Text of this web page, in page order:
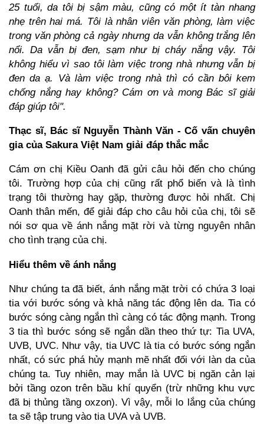
25 tuổi, da tôi bị sậm màu, cũng có một ít tàn nhang
nhẹ trên hai má. Tôi là nhân viên văn phòng, làm việc
trong văn phòng cả ngày nhưng da vẫn không trắng lên
nổi. Da vẫn bị đen, sạm như bị cháy nắng vậy. Tôi
không hiểu vì sao tôi làm việc trong nhà nhưng vẫn bị
đen da ạ. Và làm việc trong nhà thì có cần bôi kem
chống nắng hay không? Cám ơn và mong Bác sĩ giải
đáp giúp tôi".
Thạc sĩ, Bác sĩ Nguyễn Thành Văn - Cố vấn chuyên
gia của Sakura Việt Nam giải đáp thắc mắc
Cám ơn chị Kiều Oanh đã gửi câu hỏi đến cho chúng
tôi. Trường hợp của chị cũng rất phổ biến và là tình
trạng tôi thường hay gặp, thường được hỏi nhất. Chị
Oanh thân mến, để giải đáp cho câu hỏi của chị, tôi sẽ
nói sơ qua về ánh nắng mặt rời và từng nguyên nhân
cho tình trạng của chị.
Hiểu thêm về ánh nắng
Như chúng ta đã biết, ánh nắng mặt trời có chứa 3 loại
tia với bước sóng và khả năng tác động lên da. Tia có
bước sóng càng ngắn thì càng có tác động mạnh. Trong
3 tia thì bước sóng sẽ ngắn dần theo thứ tự: Tia UVA,
UVB, UVC. Như vậy, tia UVC là tia có bước sóng ngắn
nhất, có sức phá hủy mạnh mẽ nhất đối với làn da của
chúng ta. Tuy nhiên, may mắn là UVC bị ngăn cản lại
bởi tầng ozon trên bầu khí quyển (trừ những khu vực
đã bị thủng tầng oxzon). Vì vậy, mỗi lo lắng của chúng
ta sẽ tập trung vào tia UVA và UVB.